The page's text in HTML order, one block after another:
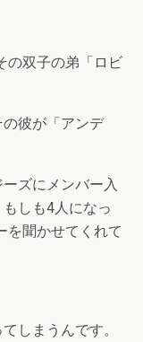
の双子の弟「ロビ
彼が「アンデ
ズにメンバー入
しも4人になっ
を聞かせてくれて
しまうんです。